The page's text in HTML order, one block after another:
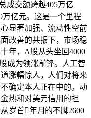
成交额跨越405万亿
亿元。这是一个里程
显著加强、流动性空前
改善的共振下，市场稳
年，A股从头坐回4000
成为领涨前锋。人工智
涨幅惊人，人们对将来
确定本人正在中的。动
热和对美元信用的担
岁首年月的不脚2600